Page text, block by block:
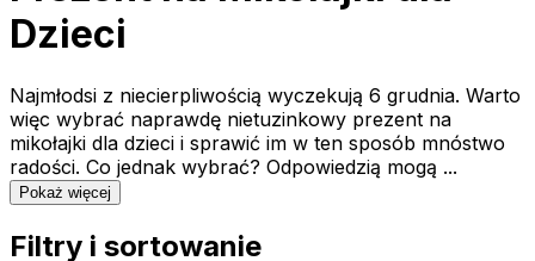
Dzieci
Najmłodsi z niecierpliwością wyczekują 6 grudnia. Warto
więc wybrać naprawdę nietuzinkowy prezent na
mikołajki dla dzieci i sprawić im w ten sposób mnóstwo
radości. Co jednak wybrać? Odpowiedzią mogą ...
Pokaż więcej
Filtry i sortowanie